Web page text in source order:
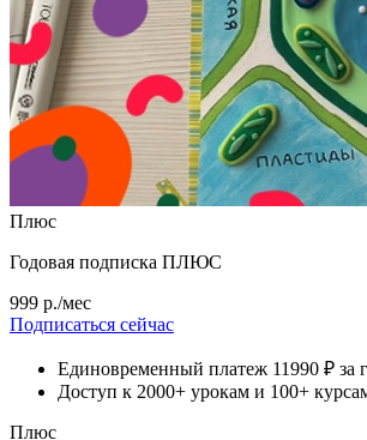
Плюс
Годовая подписка ПЛЮС
999 р./мес
Подписаться сейчас
Единовременный платеж 11990 ₽ за
Доступ к 2000+ урокам и 100+
Плюс